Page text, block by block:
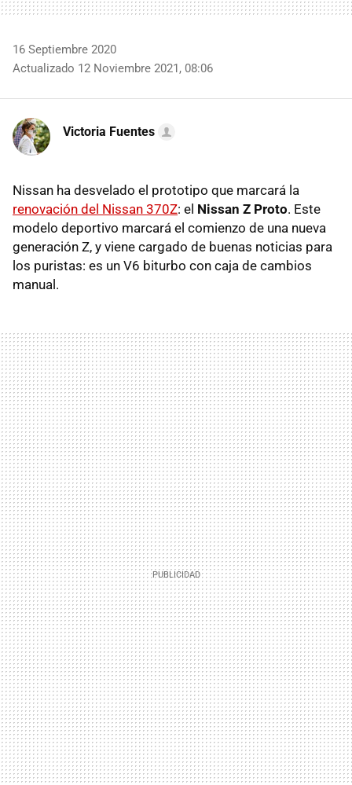
16 Septiembre 2020
Actualizado 12 Noviembre 2021, 08:06
Victoria Fuentes
Nissan ha desvelado el prototipo que marcará la
renovación del Nissan 370Z: el Nissan Z Proto. Este
modelo deportivo marcará el comienzo de una nueva
generación Z, y viene cargado de buenas noticias para
los puristas: es un V6 biturbo con caja de cambios
manual.